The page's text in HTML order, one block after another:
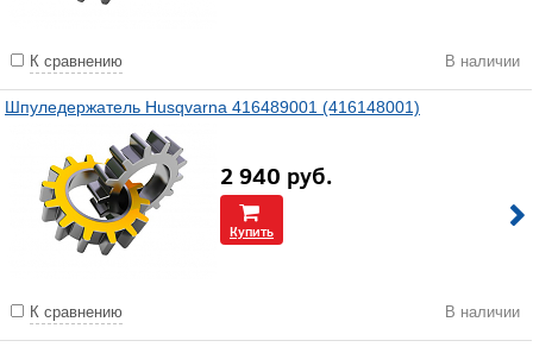
К сравнению В наличии
Шпуледержатель Husqvarna 416489001 (416148001)
2 940 руб.
Купить
К сравнению В наличии